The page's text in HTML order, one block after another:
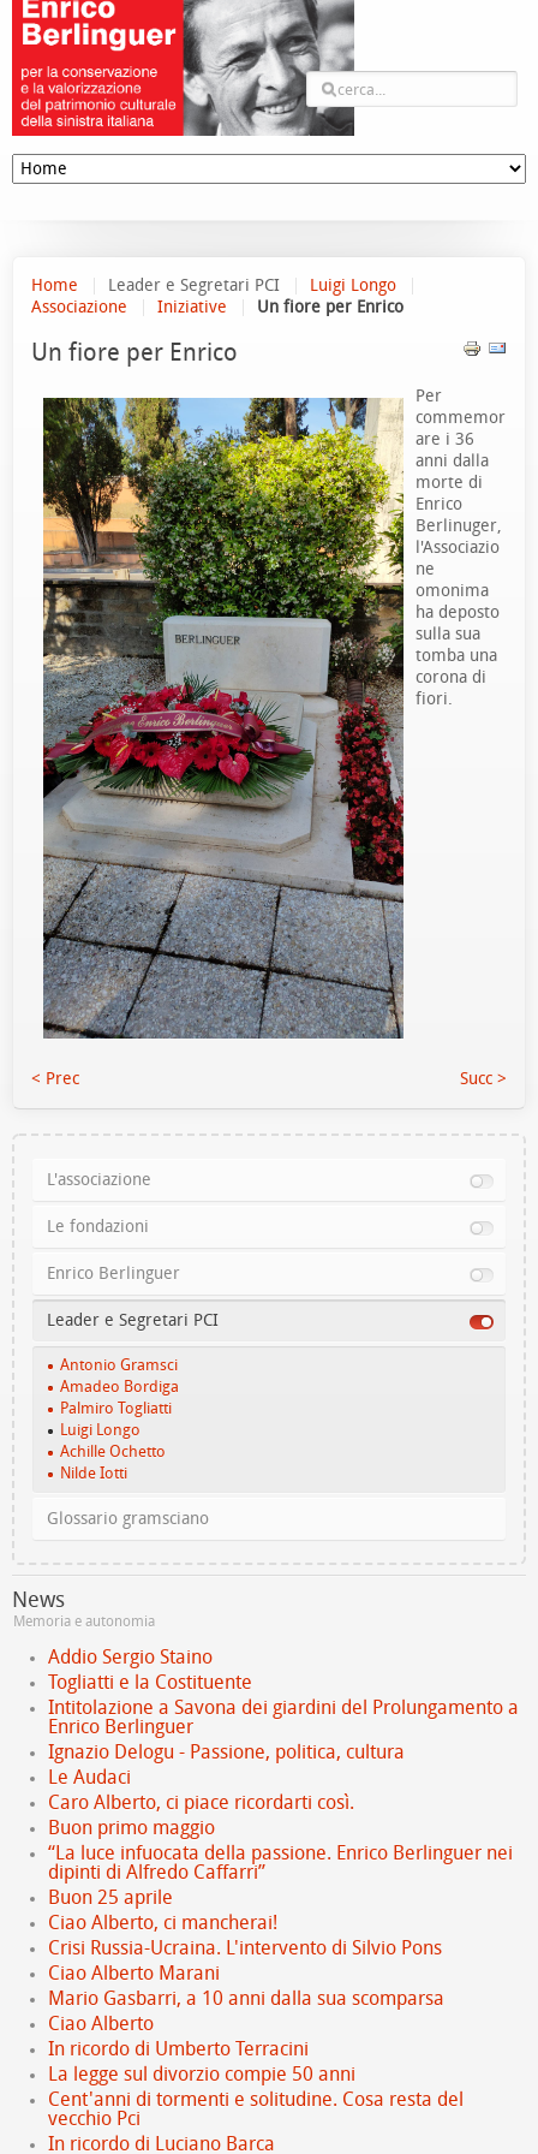
Home Leader e Segretari PCI
Luigi Longo
Associazione
Iniziative Un fiore per Enrico
Un fiore per Enrico
Per
commemor
are i 36
anni dalla
morte di
Enrico
Berlinuger,
l'Associazio
ne
omonima
ha deposto
sulla sua
tomba una
corona di
fiori.
< Prec Succ >
L'associazione
Le fondazioni
Enrico Berlinguer
Leader e Segretari PCI
Antonio Gramsci
Amadeo Bordiga
Palmiro Togliatti
Luigi Longo
Achille Ochetto
Nilde Iotti
Glossario gramsciano
News
Memoria e autonomia
Addio Sergio Staino
Togliatti e la Costituente
Intitolazione a Savona dei giardini del Prolungamento a
Enrico Berlinguer
Ignazio Delogu - Passione, politica, cultura
Le Audaci
Caro Alberto, ci piace ricordarti così.
Buon primo maggio
“La luce infuocata della passione. Enrico Berlinguer nei
dipinti di Alfredo Caffarri”
Buon 25 aprile
Ciao Alberto, ci mancherai!
Crisi Russia-Ucraina. L'intervento di Silvio Pons
Ciao Alberto Marani
Mario Gasbarri, a 10 anni dalla sua scomparsa
Ciao Alberto
In ricordo di Umberto Terracini
La legge sul divorzio compie 50 anni
Cent'anni di tormenti e solitudine. Cosa resta del
vecchio Pci
In ricordo di Luciano Barca